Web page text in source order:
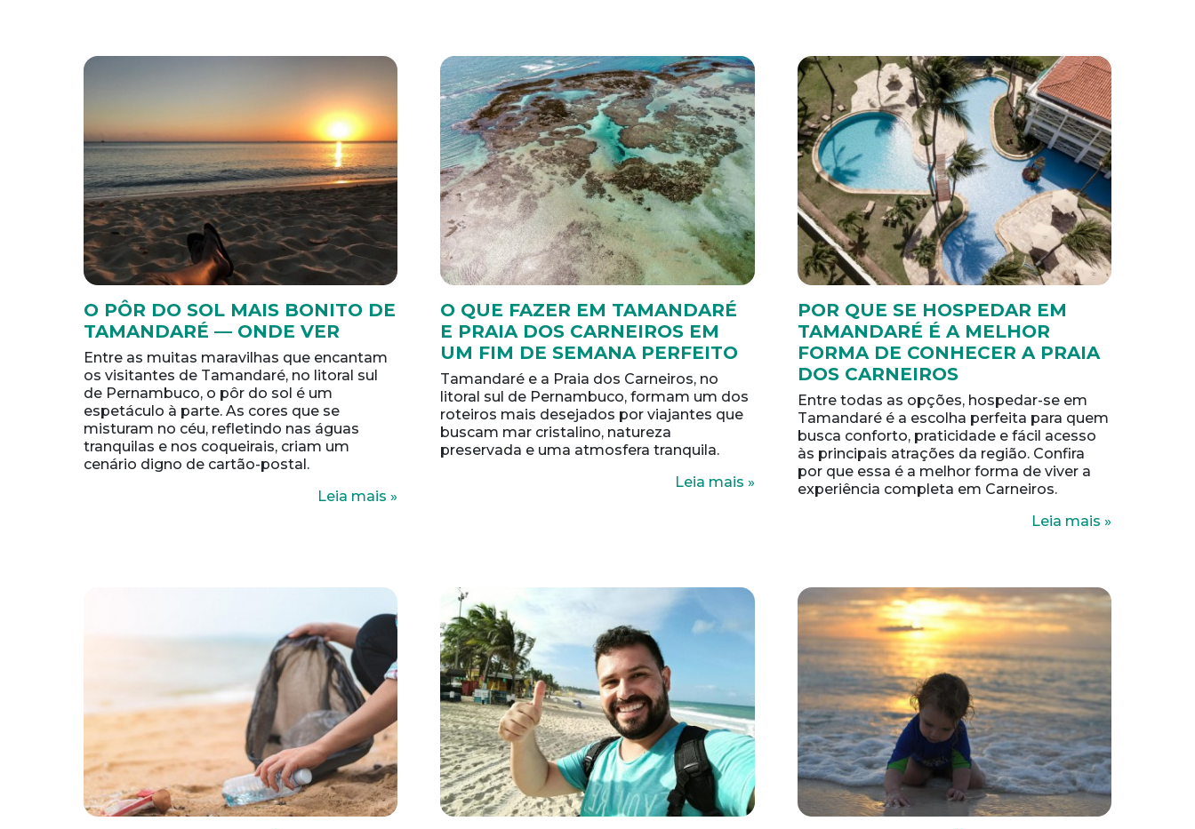
O PÔR DO SOL MAIS BONITO DE
TAMANDARÉ — ONDE VER
Entre as muitas maravilhas que encantam
os visitantes de Tamandaré, no litoral sul
de Pernambuco, o pôr do sol é um
espetáculo à parte. As cores que se
misturam no céu, refletindo nas águas
tranquilas e nos coqueirais, criam um
cenário digno de cartão-postal.
Leia mais »
O QUE FAZER EM TAMANDARÉ
E PRAIA DOS CARNEIROS EM
UM FIM DE SEMANA PERFEITO
Tamandaré e a Praia dos Carneiros, no
litoral sul de Pernambuco, formam um dos
roteiros mais desejados por viajantes que
buscam mar cristalino, natureza
preservada e uma atmosfera tranquila.
Leia mais »
POR QUE SE HOSPEDAR EM
TAMANDARÉ É A MELHOR
FORMA DE CONHECER A PRAIA
DOS CARNEIROS
Entre todas as opções, hospedar-se em
Tamandaré é a escolha perfeita para quem
busca conforto, praticidade e fácil acesso
às principais atrações da região. Confira
por que essa é a melhor forma de viver a
experiência completa em Carneiros.
Leia mais »